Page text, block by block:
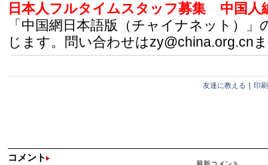
日本人フルタイムスタッフ募集
中国人
「中国網日本語版（チャイナネット）」
じます。問い合わせはzy@china.org.cn
友達に教える 印刷
コメント